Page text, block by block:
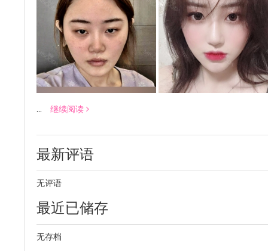
... 继续阅读
最新评语
无评语
最近已储存
无存档